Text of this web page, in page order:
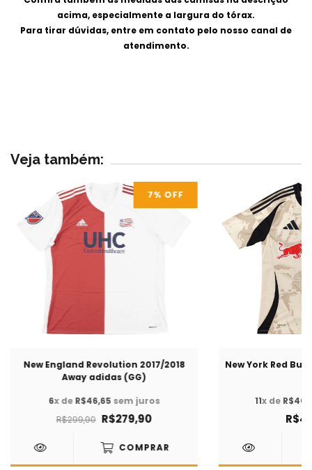
acima, especialmente a largura do tórax.
Para tirar dúvidas, entre em contato pelo nosso canal de
atendimento.
Veja também:
7% OFF
New England Revolution 2017/2018
Away adidas (GG)
6x deR$46,65 sem juros
R$299,90 R$279,90
COMPRAR
New York Red
11x de